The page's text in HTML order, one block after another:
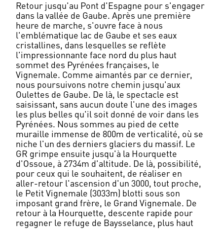
Retour jusqu'au Pont d'Espagne pour s'engager
dans la vallée de Gaube. Après une première
heure de marche, s'ouvre face à nous
l'emblématique lac de Gaube et ses eaux
cristallines, dans lesquelles se reflète
l'impressionnante face nord du plus haut
sommet des Pyrénées françaises, le
Vignemale. Comme aimantés par ce dernier,
nous poursuivons notre chemin jusqu'aux
Oulettes de Gaube. De là, le spectacle est
saisissant, sans aucun doute l'une des images
les plus belles qu'il soit donné de voir dans les
Pyrénées. Nous sommes au pied de cette
muraille immense de 800m de verticalité, où se
niche l'un des derniers glaciers du massif. Le
GR grimpe ensuite jusqu'à la Hourquette
d'Ossoue, à 2734m d'altitude. De là, possibilité,
pour ceux qui le souhaitent, de réaliser en
aller-retour l'ascension d'un 3000, tout proche,
le Petit Vignemale (3033m) blotti sous son
imposant grand frère, le Grand Vignemale. De
retour à la Hourquette, descente rapide pour
regagner le refuge de Baysselance, plus haut